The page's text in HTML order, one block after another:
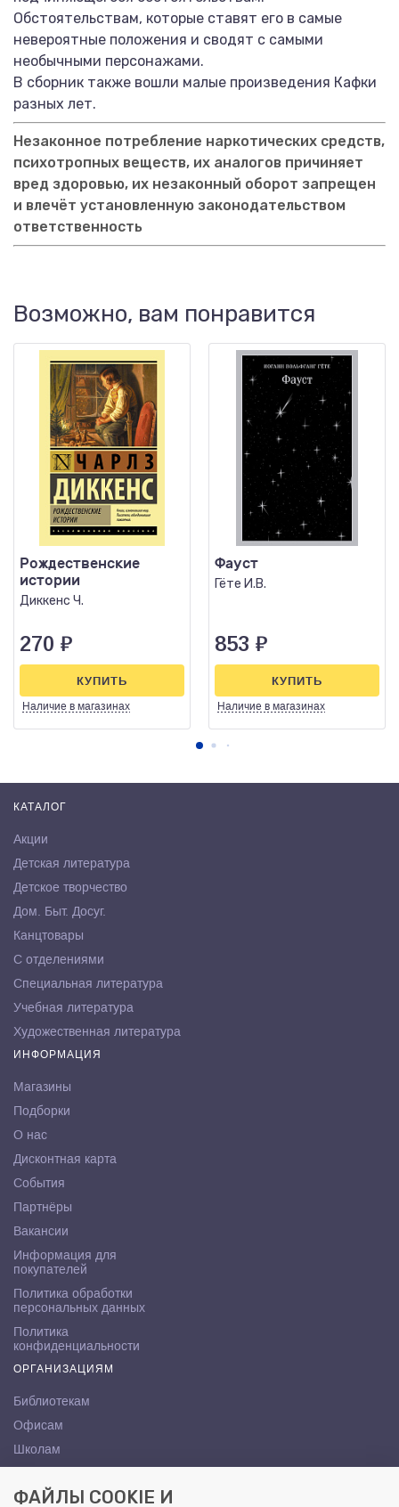
Обстоятельствам, которые ставят его в самые
невероятные положения и сводят с самыми
необычными персонажами.
В сборник также вошли малые произведения Кафки
разных лет.
Незаконное потребление наркотических средств,
психотропных веществ, их аналогов причиняет
вред здоровью, их незаконный оборот запрещен
и влечёт установленную законодательством
ответственность
Возможно, вам понравится
Рождественские
истории
Диккенс Ч.
270 ₽
Наличие в магазинах
КУПИТЬ
Фауст
Гёте И.В.
853 ₽
Наличие в магазинах
КУПИТЬ
КАТАЛОГ
Акции
Детская литература
Детское творчество
Дом. Быт. Досуг.
Канцтовары
С отделениями
Специальная литература
Учебная литература
Художественная литература
ИНФОРМАЦИЯ
Магазины
Подборки
О нас
Дисконтная карта
События
Партнёры
Вакансии
Информация для
покупателей
Политика обработки
персональных данных
Политика
конфиденциальности
ОРГАНИЗАЦИЯМ
Библиотекам
Офисам
Школам
КОНТАКТЫ
ФАЙЛЫ COOKIE И